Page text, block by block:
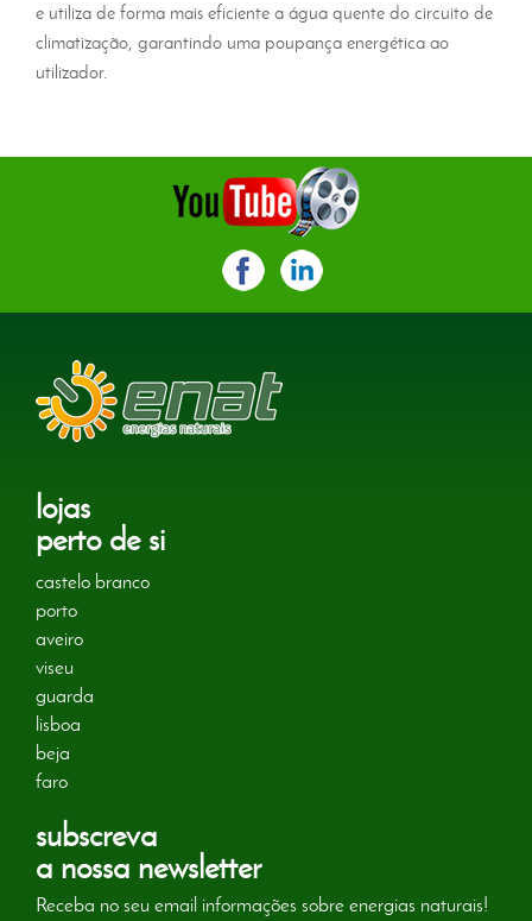
e utiliza de forma mais eficiente a água quente do circuito de
climatização, garantindo uma poupança energética ao
utilizador.
lojas
perto de si
castelo branco
porto
aveiro
viseu
guarda
lisboa
beja
faro
subscreva
a nossa newsletter
Receba no seu email informações sobre energias naturais!